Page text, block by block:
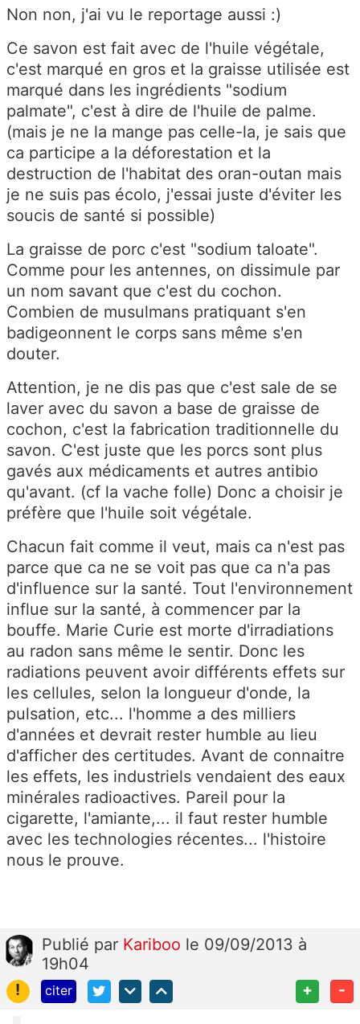
Non non, j'ai vu le reportage aussi :)
Ce savon est fait avec de l'huile végétale,
c'est marqué en gros et la graisse utilisée est
marqué dans les ingrédients "sodium
palmate", c'est à dire de l'huile de palme.
(mais je ne la mange pas celle-la, je sais que
ca participe a la déforestation et la
destruction de l'habitat des oran-outan mais
je ne suis pas écolo, j'essai juste d'éviter les
soucis de santé si possible)
La graisse de porc c'est "sodium taloate".
Comme pour les antennes, on dissimule par
un nom savant que c'est du cochon.
Combien de musulmans pratiquant s'en
badigeonnent le corps sans même s'en
douter.
Attention, je ne dis pas que c'est sale de se
laver avec du savon a base de graisse de
cochon, c'est la fabrication traditionnelle du
savon. C'est juste que les porcs sont plus
gavés aux médicaments et autres antibio
qu'avant. (cf la vache folle) Donc a choisir je
préfère que l'huile soit végétale.
Chacun fait comme il veut, mais ca n'est pas
parce que ca ne se voit pas que ca n'a pas
d'influence sur la santé. Tout l'environnement
influe sur la santé, à commencer par la
bouffe. Marie Curie est morte d'irradiations
au radon sans même le sentir. Donc les
radiations peuvent avoir différents effets sur
les cellules, selon la longueur d'onde, la
pulsation, etc... l'homme a des milliers
d'années et devrait rester humble au lieu
d'afficher des certitudes. Avant de connaitre
les effets, les industriels vendaient des eaux
minérales radioactives. Pareil pour la
cigarette, l'amiante,... il faut rester humble
avec les technologies récentes... l'histoire
nous le prouve.
Publié par Kariboo le 09/09/2013 à
19h04
!
citer + -